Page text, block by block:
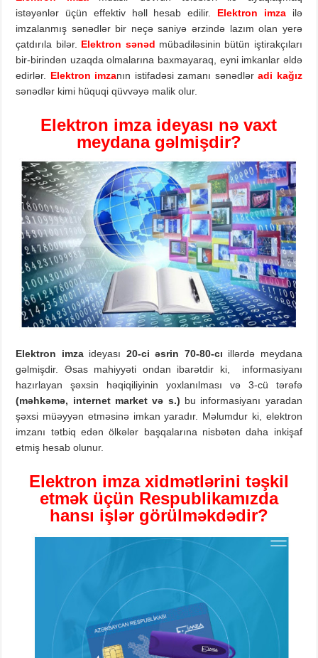
istəyənlər üçün effektiv həll hesab edilir. Elektron imzailə
imzalanmış sənədlər bir neçə saniyə ərzində lazım olan yerə
çatdırıla bilər. Elektron sənəd mübadiləsinin bütün iştirakçıları
bir-birindən uzaqda olmalarına baxmayaraq, eyni imkanlar əldə
edirlər. Elektron imzanın istifadəsi zamanı sənədləradi kağız
sənədlər kimi hüquqi qüvvəyə malik olur.
Elektron imza ideyası nə vaxt
meydana gəlmişdir?
Elektron imzaideyası 20-ciəsrin 70-80-cı illərdə meydana
gəlmişdir. Əsas mahiyyəti ondan ibarətdir ki, informasiyanı
hazırlayan şəxsin həqiqiliyinin yoxlanılması və 3-cü tərəfə
(məhkəmə, internet market və s.) bu informasiyanı yaradan
şəxsi müəyyən etməsinə imkan yaradır. Məlumdur ki, elektron
imzanı tətbiq edən ölkələr başqalarına nisbətən daha inkişaf
etmiş hesab olunur.
Elektron imza xidmətlərini təşkil
etməküçün Respublikamızda
hansı işlər görülməkdədir?